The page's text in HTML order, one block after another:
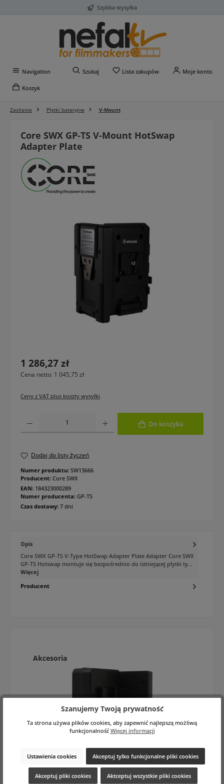
Szybka wysyłka
Navigation Szukaj Lista zakupówMasz 0 przedmioty na
Moje konto
Koszyk
Zasilanie Płytki bateryjne V-Mount
Core SWX GP-TS V-Mount HotSwap
Adapter Plate
Cena regularna:
1 286,27 zł
Cena netto: 1 045,75 zł
Ceny z VAT plus koszty wysyłki
Do koszyka
Dodaj do listy życzeń
Numer produktu: SW13666
Producent: Core SWX
EAN: 184323000289
Numer producenta: GP-TS
Czas dostawy: 7 dni
Opis
Core SWX GP-TS V-Type HotSwap Adapter Plate Adapter Core SWX
GP-TS Hotswap montuje się bezpośrednio do istniejącej płytki ty…
Więcej
Producent
Pomiń galerię produktów
Akcesoria
Core SWX GP-TS-SFF Short Form Factor
Szanujemy Twoją prywatność
Ta strona używa plików cookies, aby zapewnić najlepszą możliwą
funkcjonalność Więcej informacji
Ustawienia cookies Akceptuj tylko funkcjonalne pliki cookies
Akceptuj pliki cookies Aktceptuj wszystkie pliki cookies